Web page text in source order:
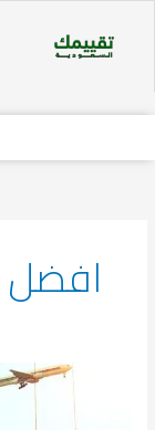
Skip
content
افضل